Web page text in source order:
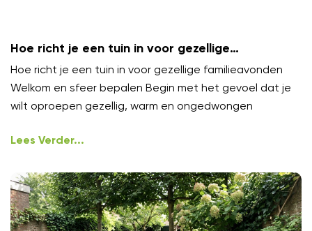
Hoe richt je een tuin in voor gezellige
familieavonden?
Hoe richt je een tuin in voor gezellige familieavonden
Welkom en sfeer bepalen Begin met het gevoel dat je
wilt oproepen gezellig, warm en ongedwongen
Lees Verder...